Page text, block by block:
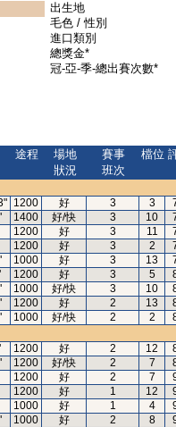
出生地
毛色 / 性別
進口類別
總獎金*
冠-亞-季-總出賽次數*
途程
場地
狀況
賽事
班次
檔位
1200 好 3 3
1400 好/快 3 10
1200 好 3 11
1200 好 3 2
1000 好 3 13
1200 好 3 5
1000 好/快 3 10
1200 好 2 13
1000 好/快 2 2
1200 好 2 12
1200 好/快 2 7
1200 好 2 7
1200 好 1 12
1000 好 1 4
1000 好 2 8